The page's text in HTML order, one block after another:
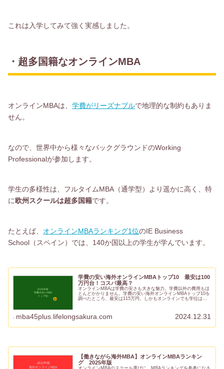
これは入学してみて強く実感しました。
・超多国籍なオンラインMBA
オンラインMBAは、 学費がリーズナブルで地理的な制約もありま
せん。
なので、世界中から様々なバックグラウンドのWorking
Professionalが参加します。
学生の多様性は、フルタイムMBA（通学型）より遥かに高く、特
に欧州スクールは超多国籍です。
たとえば、 オンラインMBAランキング1位のIE Business
School（スペイン）では、140か国以上の学生が学んでいます。
学費の安い海外オンラインMBAトップ10 最安は100
万円台！コスパ最高？
オンラインMBAは学費の安さも大きな魅力。学費以外の費用もほ
とんどかかりません。学費の安い海外オンラインMBAトップ10を
調べたところ、最安は115万円。しかもオンラインでも学位はフ
mba45plus.lifelongsakura.com 2024.12.31
【働きながら海外MBA】オンラインMBAランキン
グ 2025年版
オンラインMBAのスクール選びに、MBAランキングを参考になさ